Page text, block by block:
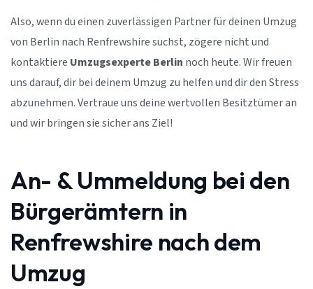
Also, wenn du einen zuverlässigen Partner für deinen Umzug
von Berlin nach Renfrewshire suchst, zögere nicht und
kontaktiere Umzugsexperte Berlin noch heute. Wir freuen
uns darauf, dir bei deinem Umzug zu helfen und dir den Stress
abzunehmen. Vertraue uns deine wertvollen Besitztümer an
und wir bringen sie sicher ans Ziel!
An- & Ummeldung bei den
Bürgerämtern in
Renfrewshire nach dem
Umzug